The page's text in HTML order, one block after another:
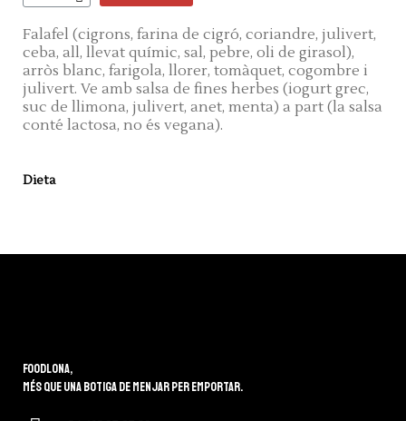
Falafel (cigrons, farina de cigró, coriandre, julivert,
ceba, all, llevat químic, sal, pebre, oli de girasol),
arròs blanc, farigola, llorer, tomàquet, cogombre i
julivert. Ve amb salsa de fines herbes (iogurt grec,
suc de llimona, julivert, anet, menta) a part (la salsa
conté lactosa, no és vegana).
Dieta
Foodlona,
més que una botiga de menjar per emportar.